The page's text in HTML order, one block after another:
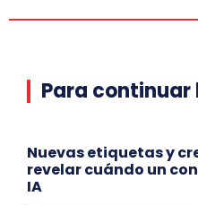
Para continuar
Nuevas etiquetas y
revelar cuándo un
IA